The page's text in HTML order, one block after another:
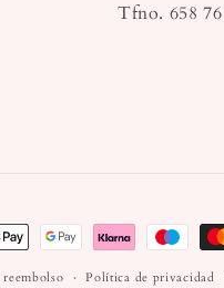
Tfno. 658
Política de privacidad